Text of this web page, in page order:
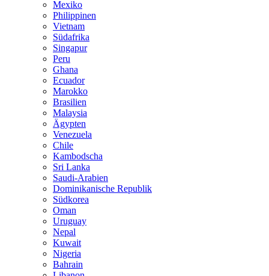
Mexiko
Philippinen
Vietnam
Südafrika
Singapur
Peru
Ghana
Ecuador
Marokko
Brasilien
Malaysia
Ägypten
Venezuela
Chile
Kambodscha
Sri Lanka
Saudi-Arabien
Dominikanische Republik
Südkorea
Oman
Uruguay
Nepal
Kuwait
Nigeria
Bahrain